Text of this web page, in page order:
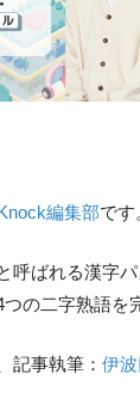
編集部です
呼ばれる漢字
の二字熟語を
、記事執筆：伊